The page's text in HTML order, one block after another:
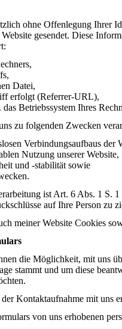
ohne Offenlegung Ihrer
gesendet. Diese
Datei,
erfolgt (Referrer-URL),
Betriebssystem Ihres
zu folgenden Zwecken
Verbindungsaufbaus der
Nutzung unserer Website,
und -stabilität sowie
ist Art. 6 Abs. 1 S.
auf Ihre Person zu
meiner Website Cookies
die Möglichkeit, mit uns
stammt und um diese
Kontaktaufnahme mit
von uns erhobenen